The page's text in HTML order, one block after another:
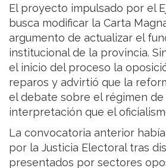
El proyecto impulsado por el
busca modificar la Carta
argumento de actualizar el
institucional de la provincia.
el inicio del proceso la
reparos y advirtió que la
el debate sobre el régimen
interpretación que el
La convocatoria anterior
por la Justicia Electoral tras
presentados por sectores